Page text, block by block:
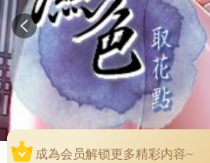
成為会员解锁更多精彩内容~